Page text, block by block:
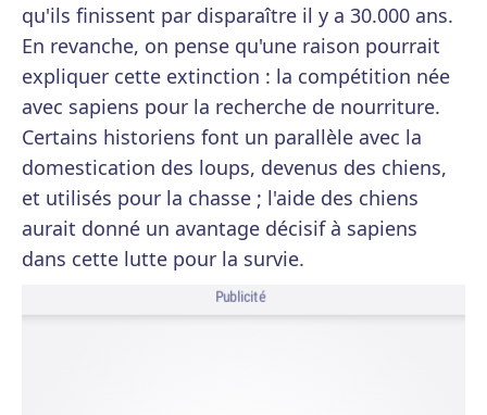
qu'ils finissent par disparaître il y a 30.000 ans.
En revanche, on pense qu'une raison pourrait
expliquer cette extinction : la compétition née
avec sapiens pour la recherche de nourriture.
Certains historiens font un parallèle avec la
domestication des loups, devenus des chiens,
et utilisés pour la chasse ; l'aide des chiens
aurait donné un avantage décisif à sapiens
dans cette lutte pour la survie.
Publicité